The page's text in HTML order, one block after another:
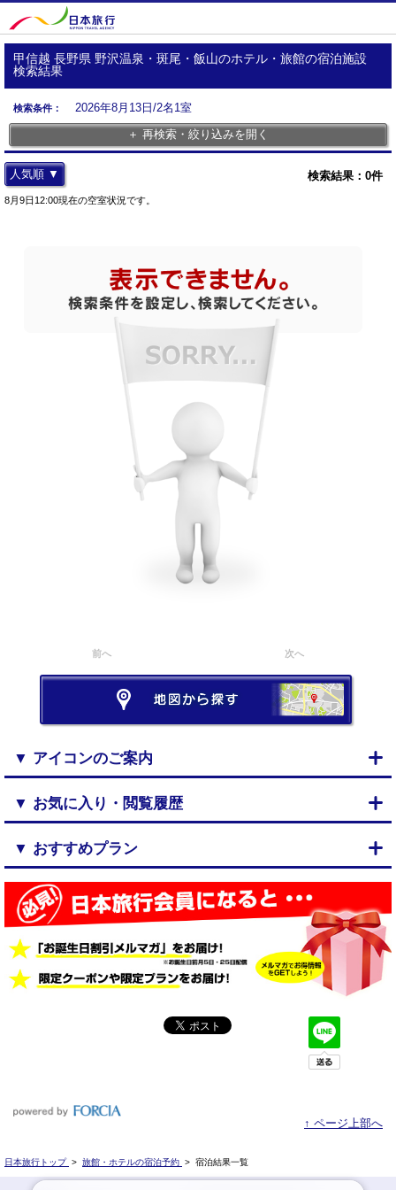
甲信越 長野県 野沢温泉・斑尾・飯山のホテル・旅館の宿泊施設
検索結果
検索条件：
2026年8月13日/2名1室
＋ 再検索・絞り込みを開く
検索結果： 0件
人気順 ▼
8月9日12:00現在の空室状況です。
前へ 次へ
▼ アイコンのご案内
▼ お気に入り・閲覧履歴
▼ おすすめプラン
↑ ページ上部へ
日本旅行トップ > 旅館・ホテルの宿泊予約 > 宿泊結果一覧